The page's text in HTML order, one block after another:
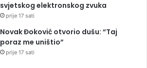
svjetskog elektronskog zvuka
prije 17 sati
Novak Đoković otvorio dušu: “Taj
poraz me uništio”
prije 17 sati